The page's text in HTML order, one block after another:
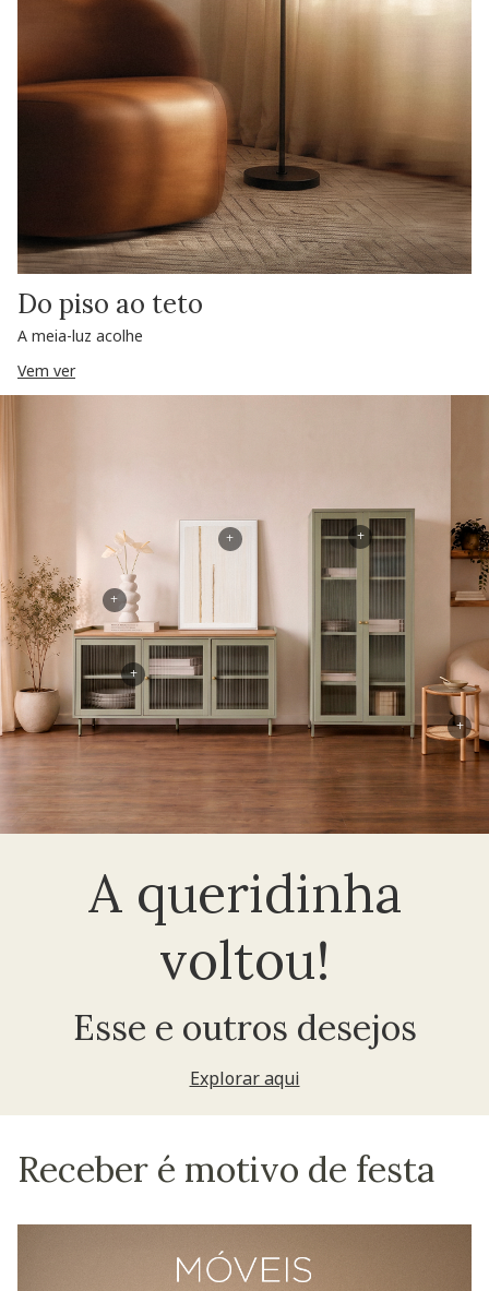
Do piso ao teto
A meia-luz acolhe
Vem ver
A queridinha
voltou!
Esse e outros desejos
Explorar aqui
+
+
+
+
+
Receber é motivo de festa